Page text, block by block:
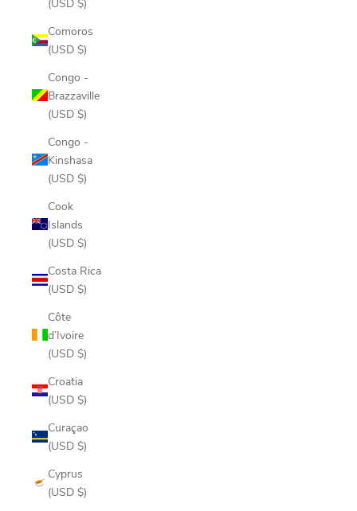
Comoros
(USD $)
Congo -
Brazzaville
(USD $)
Congo -
Kinshasa
(USD $)
Cook
Islands
(USD $)
Costa Rica
(USD $)
Côte
d’Ivoire
(USD $)
Croatia
(USD $)
Curaçao
(USD $)
Cyprus
(USD $)